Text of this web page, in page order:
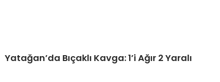
Yatağan’da Bıçaklı Kavga: 1’i Ağır 2 Yaralı